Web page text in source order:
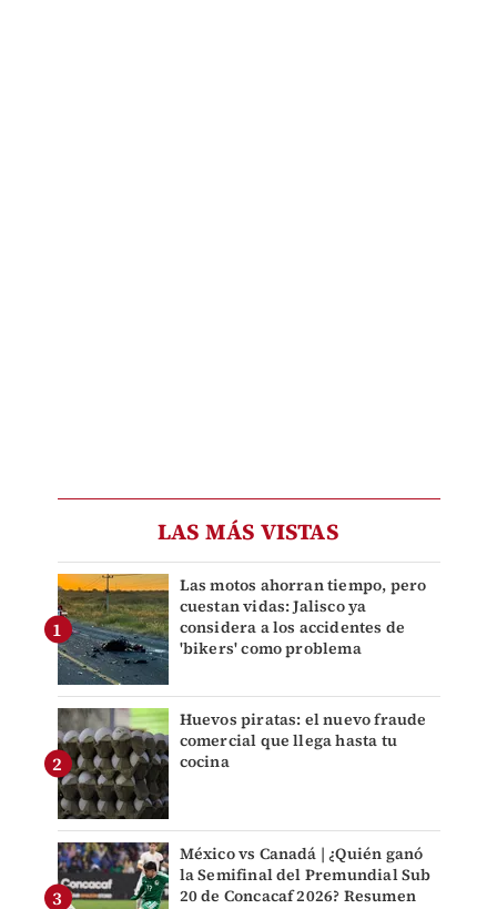
LAS MÁS VISTAS
Las motos ahorran tiempo, pero
cuestan vidas: Jalisco ya
considera a los accidentes de
'bikers' como problema
Huevos piratas: el nuevo fraude
comercial que llega hasta tu
cocina
México vs Canadá | ¿Quién ganó
la Semifinal del Premundial Sub
20 de Concacaf 2026? Resumen